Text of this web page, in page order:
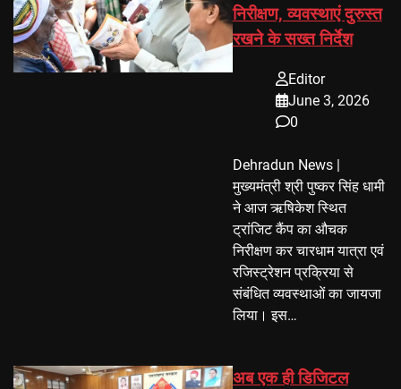
निरीक्षण, व्यवस्थाएं दुरुस्त
रखने के सख्त निर्देश
Editor
June 3, 2026
0
Dehradun News |
मुख्यमंत्री श्री पुष्कर सिंह धामी
ने आज ऋषिकेश स्थित
ट्रांजिट कैंप का औचक
निरीक्षण कर चारधाम यात्रा एवं
रजिस्ट्रेशन प्रक्रिया से
संबंधित व्यवस्थाओं का जायजा
लिया। इस…
अब एक ही डिजिटल